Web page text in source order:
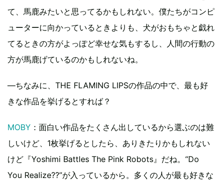
て、馬鹿みたいと思ってるかもしれない。僕たちがコンピ
ューターに向かっているときよりも、犬がおもちゃと戯れ
てるときの方がよっぽど幸せな気もするし、人間の行動の
方が馬鹿げているのかもしれないね。
―ちなみに、THE FLAMING LIPSの作品の中で、最も好
きな作品を挙げるとすれば？
MOBY ：面白い作品をたくさん出しているから選ぶのは難
しいけど、1枚挙げるとしたら、ありきたりかもしれない
けど『Yoshimi Battles The Pink Robots』だね。“Do
You Realize??”が入っているから。多くの人が最も好きな